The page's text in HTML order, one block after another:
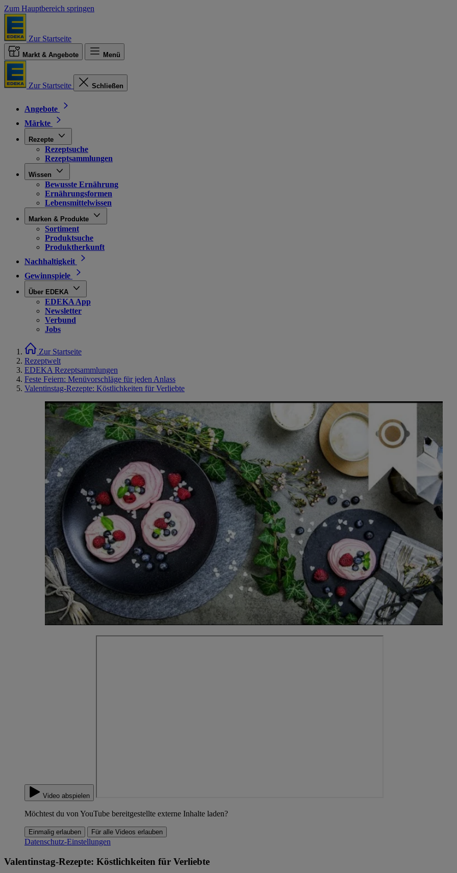
Zum Hauptbereich springen
Zur Startseite
Markt & Angebote Menü
Zur Startseite Schließen
Angebote
Märkte
Rezepte
Rezeptsuche
Rezeptsammlungen
Wissen
Bewusste Ernährung
Ernährungsformen
Lebensmittelwissen
Marken & Produkte
Sortiment
Produktsuche
Produktherkunft
Nachhaltigkeit
Gewinnspiele
Über EDEKA
EDEKA App
Newsletter
Verbund
Jobs
Zur Startseite
Rezeptwelt
EDEKA Rezeptsammlungen
Feste Feiern: Menüvorschläge für jeden Anlass
Valentinstag-Rezepte: Köstlichkeiten für Verliebte
Video abspielen
Möchtest du von YouTube bereitgestellte externe Inhalte laden?
Einmalig erlauben Für alle Videos erlauben
Datenschutz-Einstellungen
Valentinstag-Rezepte: Köstlichkeiten für Verliebte